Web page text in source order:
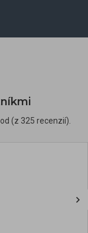
(z 325 recenzií).